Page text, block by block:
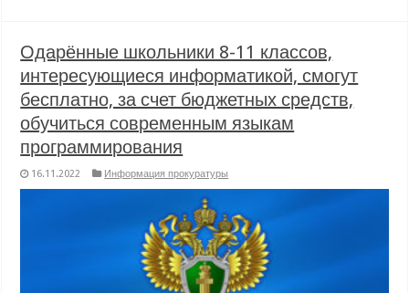
Одарённые школьники 8-11 классов,
интересующиеся информатикой, смогут
бесплатно, за счет бюджетных средств,
обучиться современным языкам
программирования
16.11.2022 Информация прокуратуры